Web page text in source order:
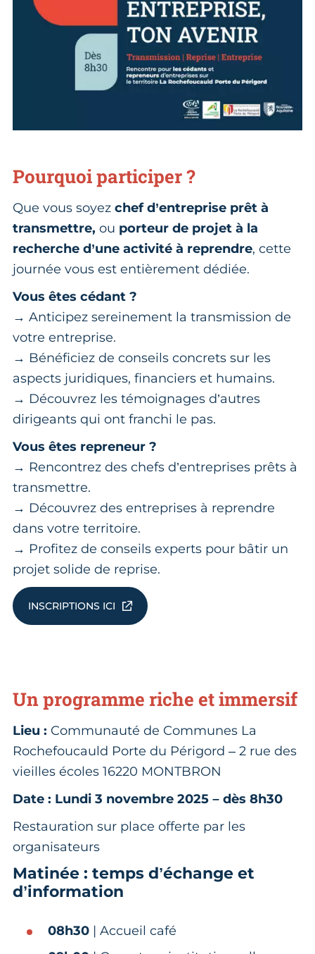
Pourquoi participer ?
Que vous soyez chef d’entreprise prêt à
transmettre, ou porteur de projet à la
recherche d’une activité à reprendre, cette
journée vous est entièrement dédiée.
Vous êtes cédant ?
→ Anticipez sereinement la transmission de
votre entreprise.
→ Bénéficiez de conseils concrets sur les
aspects juridiques, financiers et humains.
→ Découvrez les témoignages d’autres
dirigeants qui ont franchi le pas.
Vous êtes repreneur ?
→ Rencontrez des chefs d’entreprises prêts à
transmettre.
→ Découvrez des entreprises à reprendre
dans votre territoire.
→ Profitez de conseils experts pour bâtir un
projet solide de reprise.
INSCRIPTIONS ICI
Un programme riche et immersif
Lieu : Communauté de Communes La
Rochefoucauld Porte du Périgord – 2 rue des
vieilles écoles 16220 MONTBRON
Date : Lundi 3 novembre 2025 – dès 8h30
Restauration sur place offerte par les
organisateurs
Matinée : temps d’échange et
d’information
08h30 | Accueil café